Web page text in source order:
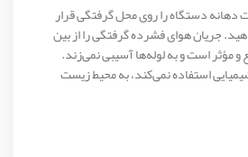
دهانه دستگاه را روی محل گرفتگی قرار
جریان هوای فشرده گرفتگی را از بین
مؤثر است و به لوله‌ها آسیبی نمی‌زند.
استفاده نمی‌کند، به محیط زیست